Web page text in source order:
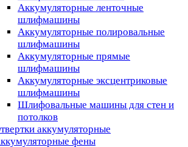
Аккумуляторные ленточные
шлифмашины
Аккумуляторные полировальные
шлифмашины
Аккумуляторные прямые
шлифмашины
Аккумуляторные эксцентриковые
шлифмашины
Шлифовальные машины для стен и
потолков
аккумуляторные
фены